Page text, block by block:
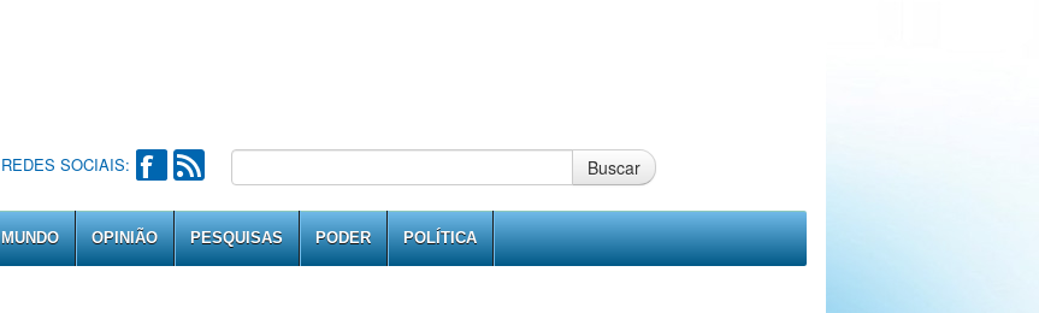
REDES SOCIAIS: Buscar
MUNDO OPINIÃO PESQUISAS PODER POLÍTICA